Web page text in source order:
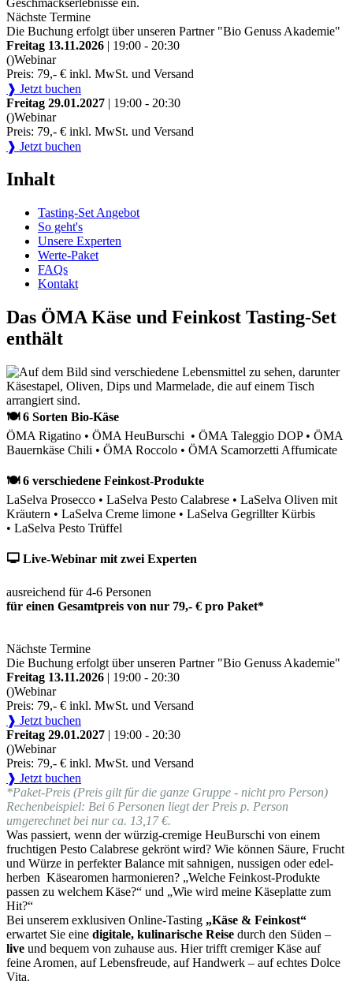
Nächste Termine
Die Buchung erfolgt über unseren Partner "Bio Genuss Akademie"
Freitag 13.11.2026 | 19:00 - 20:30
()Webinar
Preis: 79,- € inkl. MwSt. und Versand
❱ Jetzt buchen
Freitag 29.01.2027 | 19:00 - 20:30
()Webinar
Preis: 79,- € inkl. MwSt. und Versand
❱ Jetzt buchen
Inhalt
Tasting-Set Angebot
So geht's
Unsere Experten
Werte-Paket
FAQs
Kontakt
Das ÖMA Käse und Feinkost Tasting-Set
enthält
🍽 6 Sorten Bio-Käse
ÖMA Rigatino • ÖMA HeuBurschi • ÖMA Taleggio DOP • ÖMA
Bauernkäse Chili • ÖMA Roccolo • ÖMA Scamorzetti Affumicate
🍽 6 verschiedene Feinkost-Produkte
LaSelva Prosecco • LaSelva Pesto Calabrese • LaSelva Oliven mit
Kräutern • LaSelva Creme limone • LaSelva Gegrillter Kürbis
• LaSelva Pesto Trüffel
🖵 Live-Webinar mit zwei Experten
ausreichend für 4-6 Personen
für einen Gesamtpreis von nur 79,- € pro Paket*
Nächste Termine
Die Buchung erfolgt über unseren Partner "Bio Genuss Akademie"
Freitag 13.11.2026 | 19:00 - 20:30
()Webinar
Preis: 79,- € inkl. MwSt. und Versand
❱ Jetzt buchen
Freitag 29.01.2027 | 19:00 - 20:30
()Webinar
Preis: 79,- € inkl. MwSt. und Versand
❱ Jetzt buchen
*Paket-Preis (Preis gilt für die ganze Gruppe - nicht pro Person)
Rechenbeispiel: Bei 6 Personen liegt der Preis p. Person
umgerechnet bei nur ca. 13,17 €.
Was passiert, wenn der würzig-cremige HeuBurschi von einem
fruchtigen Pesto Calabrese gekrönt wird? Wie können Säure, Frucht
und Würze in perfekter Balance mit sahnigen, nussigen oder edel-
herben Käsearomen harmonieren? „Welche Feinkost-Produkte
passen zu welchem Käse?“ und „Wie wird meine Käseplatte zum
Hit?“
Bei unserem exklusiven Online-Tasting „Käse & Feinkost“
erwartet Sie eine digitale, kulinarische Reise durch den Süden –
live und bequem von zuhause aus. Hier trifft cremiger Käse auf
feine Aromen, auf Lebensfreude, auf Handwerk – auf echtes Dolce
Vita.